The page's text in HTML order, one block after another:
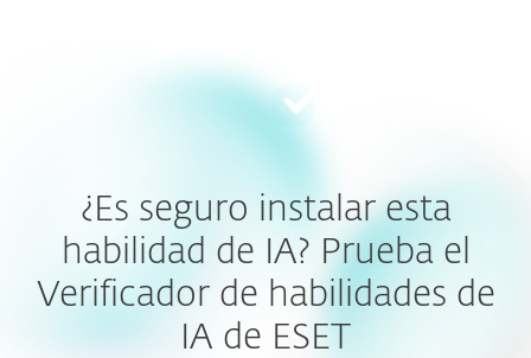
¿Es seguro instalar esta
habilidad de IA? Prueba el
Verificador de habilidades de
IA de ESET